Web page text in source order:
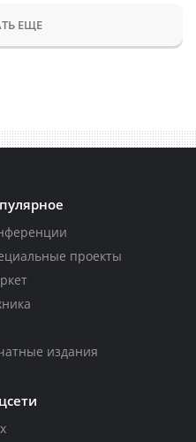
ЕЩЕ
проекты
издания